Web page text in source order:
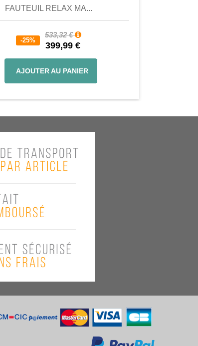
FAUTEUIL RELAX MA...
-25%
533,32 €
399,99 €
AJOUTER AU PANIER